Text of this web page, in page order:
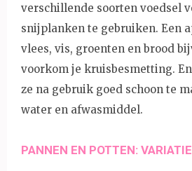
verschillende soorten voedsel
snijplanken te gebruiken. Een
vlees, vis, groenten en brood
voorkom je kruisbesmetting.
ze na gebruik goed schoon te
water en afwasmiddel.
PANNEN EN POTTEN: